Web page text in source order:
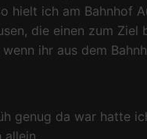
hielt ich am Bahnhof
die einen zum Ziel
ihr aus dem
genug da war hatte
allein.